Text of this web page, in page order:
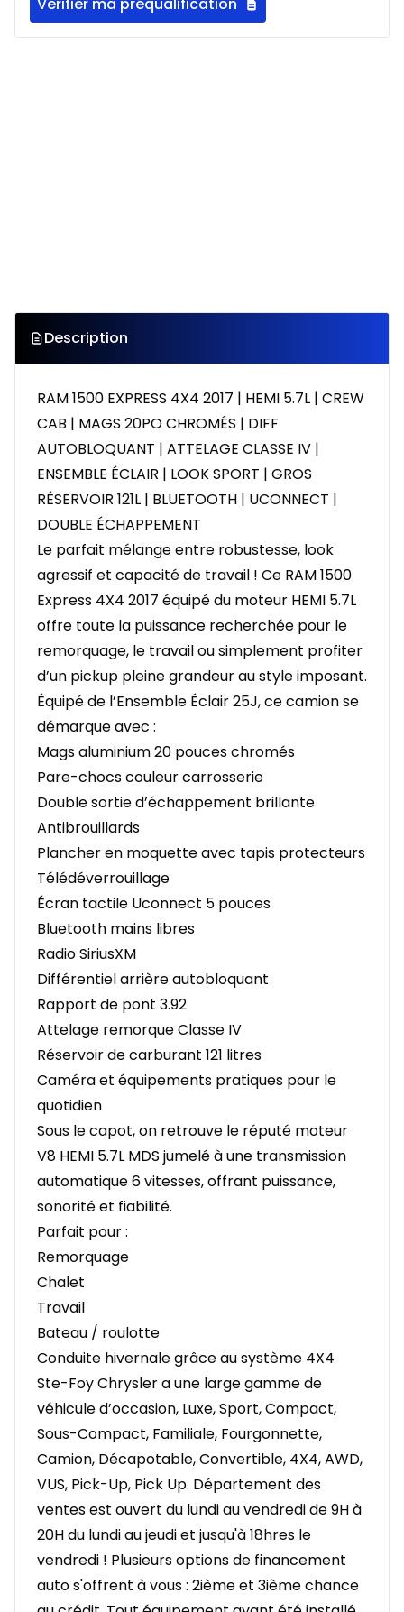
Description
RAM 1500 EXPRESS 4X4 2017 | HEMI 5.7L | CREW
CAB | MAGS 20PO CHROMÉS | DIFF
AUTOBLOQUANT | ATTELAGE CLASSE IV |
ENSEMBLE ÉCLAIR | LOOK SPORT | GROS
RÉSERVOIR 121L | BLUETOOTH | UCONNECT |
DOUBLE ÉCHAPPEMENT
Le parfait mélange entre robustesse, look
agressif et capacité de travail ! Ce RAM 1500
Express 4X4 2017 équipé du moteur HEMI 5.7L
offre toute la puissance recherchée pour le
remorquage, le travail ou simplement profiter
d’un pickup pleine grandeur au style imposant.
Équipé de l’Ensemble Éclair 25J, ce camion se
démarque avec :
Mags aluminium 20 pouces chromés
Pare-chocs couleur carrosserie
Double sortie d’échappement brillante
Antibrouillards
Plancher en moquette avec tapis protecteurs
Télédéverrouillage
Écran tactile Uconnect 5 pouces
Bluetooth mains libres
Radio SiriusXM
Différentiel arrière autobloquant
Rapport de pont 3.92
Attelage remorque Classe IV
Réservoir de carburant 121 litres
Caméra et équipements pratiques pour le
quotidien
Sous le capot, on retrouve le réputé moteur
V8 HEMI 5.7L MDS jumelé à une transmission
automatique 6 vitesses, offrant puissance,
sonorité et fiabilité.
Parfait pour :
Remorquage
Chalet
Travail
Bateau / roulotte
Conduite hivernale grâce au système 4X4
Ste-Foy Chrysler a une large gamme de
véhicule d’occasion, Luxe, Sport, Compact,
Sous-Compact, Familiale, Fourgonnette,
Camion, Décapotable, Convertible, 4X4, AWD,
VUS, Pick-Up, Pick Up. Département des
ventes est ouvert du lundi au vendredi de 9H à
20H du lundi au jeudi et jusqu'à 18hres le
vendredi ! Plusieurs options de financement
auto s'offrent à vous : 2ième et 3ième chance